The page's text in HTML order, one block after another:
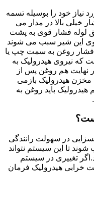
نیاز خود را بوسیله تسمه
خیلی بالا در مدار می
لوله فشار قوی به پشت
این شیر سبب می شوند
روغن به سمت چپ یا
که نیروی هیدرولیک به
نهایت هم روغن پس از
هیدرولیک بازمی
باید روغن به
در سهولت رانندگی
تا این سیستم نتواند
تغییری در سیستم
خرابی هیدرولیک فرمان